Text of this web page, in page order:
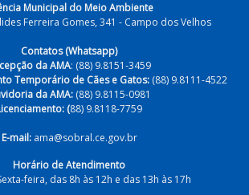
Municipal do Meio Ambiente
Ferreira Gomes, 341 - Campo dos Velhos
Contatos (Whatsapp)
da AMA: (88) 9.8151-3459
Temporário de Cães e Gatos: (88) 9.8111-4522
da AMA: (88) 9.8115-0981
(88) 9.8118-7759
E-mail:ama@sobral.ce.gov.br
Horário de Atendimento
feira, das 8h às 12h e das 13h às 17h